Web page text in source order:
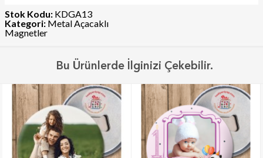
Stok Kodu: KDGA13
Kategori: Metal Açacaklı
Magnetler
Bu Ürünlerde İlginizi Çekebilir.